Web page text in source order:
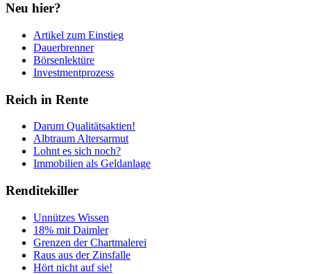
Neu hier?
Artikel zum Einstieg
Dauerbrenner
Börsenlektüre
Investmentprozess
Reich in Rente
Darum Qualitätsaktien!
Albtraum Altersarmut
Lohnt es sich noch?
Immobilien als Geldanlage
Renditekiller
Unnützes Wissen
18% mit Daimler
Grenzen der Chartmalerei
Raus aus der Zinsfalle
Hört nicht auf sie!